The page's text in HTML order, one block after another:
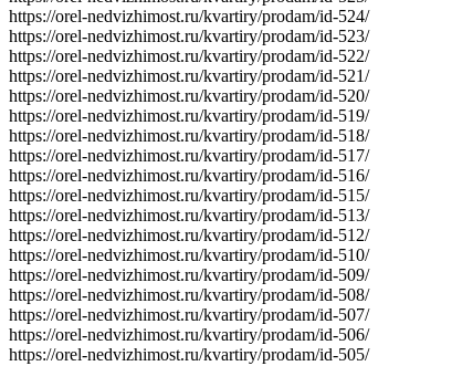
https://orel-nedvizhimost.ru/kvartiry/prodam/id-524/
https://orel-nedvizhimost.ru/kvartiry/prodam/id-523/
https://orel-nedvizhimost.ru/kvartiry/prodam/id-522/
https://orel-nedvizhimost.ru/kvartiry/prodam/id-521/
https://orel-nedvizhimost.ru/kvartiry/prodam/id-520/
https://orel-nedvizhimost.ru/kvartiry/prodam/id-519/
https://orel-nedvizhimost.ru/kvartiry/prodam/id-518/
https://orel-nedvizhimost.ru/kvartiry/prodam/id-517/
https://orel-nedvizhimost.ru/kvartiry/prodam/id-516/
https://orel-nedvizhimost.ru/kvartiry/prodam/id-515/
https://orel-nedvizhimost.ru/kvartiry/prodam/id-513/
https://orel-nedvizhimost.ru/kvartiry/prodam/id-512/
https://orel-nedvizhimost.ru/kvartiry/prodam/id-510/
https://orel-nedvizhimost.ru/kvartiry/prodam/id-509/
https://orel-nedvizhimost.ru/kvartiry/prodam/id-508/
https://orel-nedvizhimost.ru/kvartiry/prodam/id-507/
https://orel-nedvizhimost.ru/kvartiry/prodam/id-506/
https://orel-nedvizhimost.ru/kvartiry/prodam/id-505/